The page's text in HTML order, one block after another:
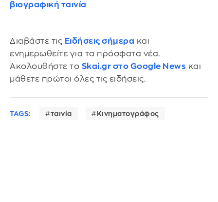
βιογραφική ταινία
Διαβάστε τις Ειδήσεις σήμερα και
ενημερωθείτε για τα πρόσφατα νέα.
Ακολουθήστε το Skai.gr στο Google News και
μάθετε πρώτοι όλες τις ειδήσεις.
TAGS: ταινία Κινηματογράφος